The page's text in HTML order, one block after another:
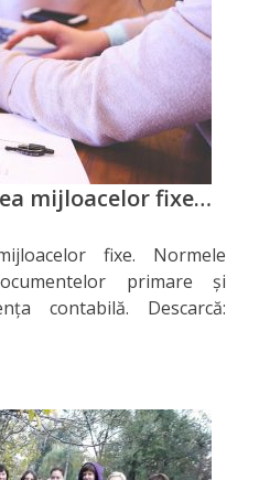
mijloacelor fixe…
fixe. Normele
primare și
contabilă. Descarcă: